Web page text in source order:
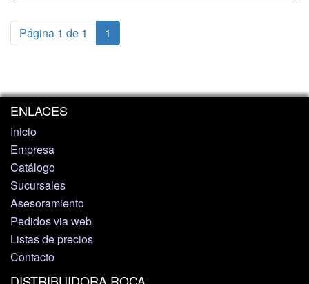
Página 1 de 1 1
ENLACES
Inicio
Empresa
Catálogo
Sucursales
Asesoramiento
Pedidos via web
Listas de precios
Contacto
DISTRIBUIDORA ROCA